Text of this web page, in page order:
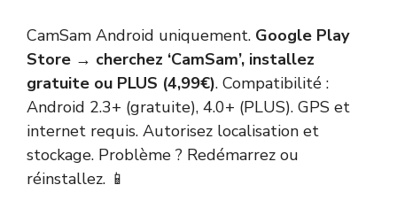
CamSam Android uniquement. Google Play
Store → cherchez ‘CamSam’, installez
gratuite ou PLUS (4,99€). Compatibilité :
Android 2.3+ (gratuite), 4.0+ (PLUS). GPS et
internet requis. Autorisez localisation et
stockage. Problème ? Redémarrez ou
réinstallez. 📱